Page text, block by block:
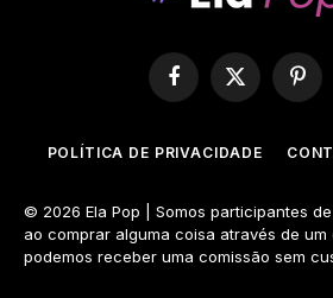
Facebook
X
POLÍTICA DE PRIVACIDADE
© 2026 Ela Pop | Somos participantes
ao comprar alguma coisa através de um
podemos receber uma comissão sem